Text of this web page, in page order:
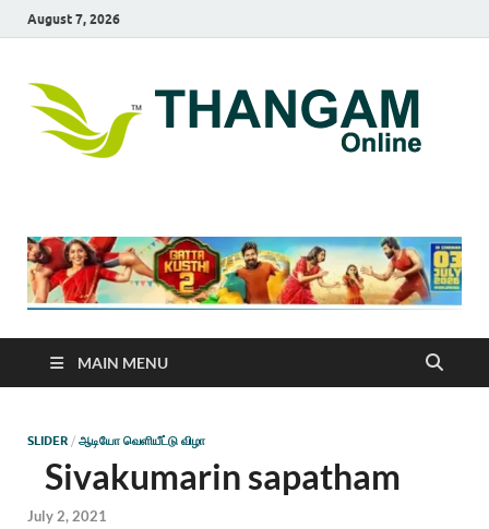
August 7, 2026
MAIN MENU
SLIDER / ஆடியோ வெளியீட்டு விழா
Sivakumarin sapatham
July 2, 2021